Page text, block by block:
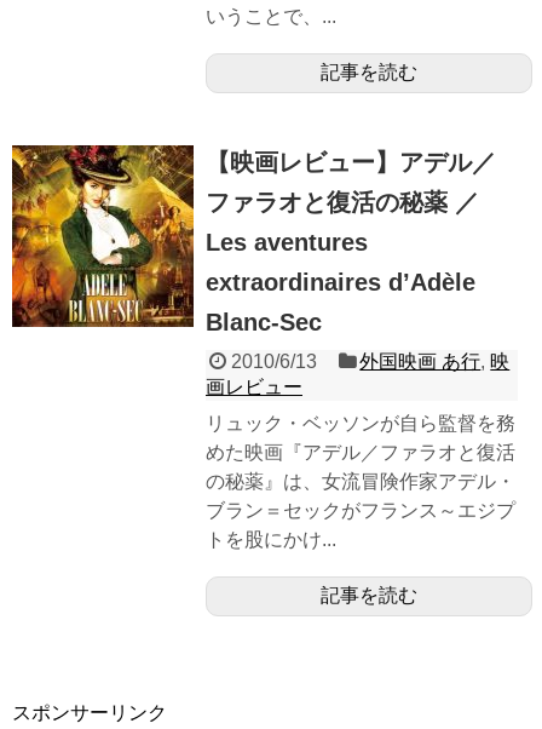
いうことで、...
記事を読む
【映画レビュー】アデル／
ファラオと復活の秘薬 ／
Les aventures
extraordinaires d’Adèle
Blanc-Sec
2010/6/13 外国映画 あ行, 映
画レビュー
リュック・ベッソンが自ら監督を務
めた映画『アデル／ファラオと復活
の秘薬』は、女流冒険作家アデル・
ブラン＝セックがフランス～エジプ
トを股にかけ...
記事を読む
スポンサーリンク